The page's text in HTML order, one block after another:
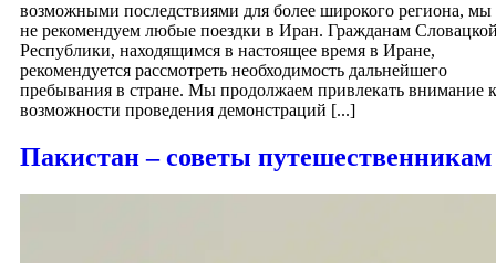
возможными последствиями для более широкого региона, мы
не рекомендуем любые поездки в Иран. Гражданам
Республики, находящимся в настоящее время в Иране,
рекомендуется рассмотреть необходимость дальнейшего
пребывания в стране. Мы продолжаем привлекать внимание к
возможности проведения демонстраций [...]
Пакистан – советы путешественникам